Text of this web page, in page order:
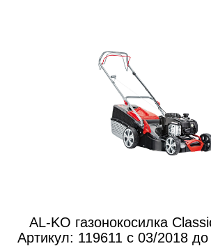
AL-KO газонокосилка
Артикул: 119611 с 03/2018